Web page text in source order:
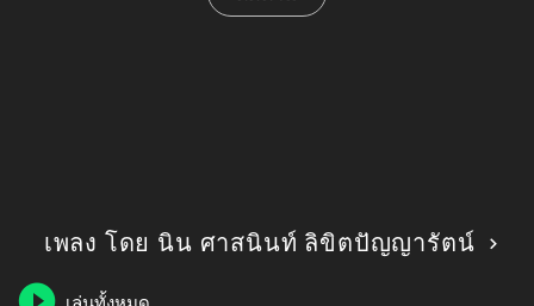
เพลง โดย นิน ศาสนินท์ ลิขิตปัญญารัตน์